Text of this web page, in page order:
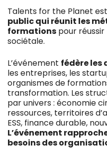
Talents for the Planet
public qui réunit les
formations pour
sociétale.
L’événement fédère les
les entreprises, les
organismes de
transformation. Les
par univers : économie
ressources, territoires
ESS, finance durable,
L’événement
besoins des